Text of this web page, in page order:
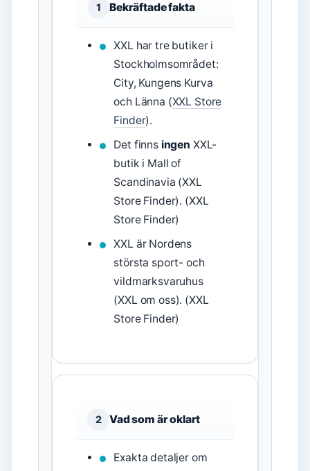
1 Bekräftade fakta
XXL har tre butiker i
Stockholmsområdet:
City, Kungens Kurva
och Länna (XXL Store
Finder).
Det finns ingen XXL-
butik i Mall of
Scandinavia (XXL
Store Finder). (XXL
Store Finder)
XXL är Nordens
största sport- och
vildmarksvaruhus
(XXL om oss). (XXL
Store Finder)
2 Vad som är oklart
Exakta detaljer om